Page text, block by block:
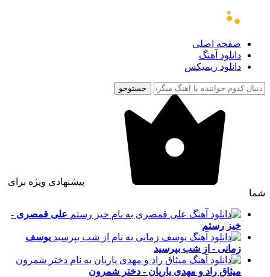
صفحه اصلی
دانلود آهنگ
دانلود ریمیکس
جستوجو
پیشنهادی ویژه برای
شما
علی قمصری -
خیز رستم
یوسف
زمانی - از شب بپرسید
میثاق راد و مهدی یاریان - دختر شمرون